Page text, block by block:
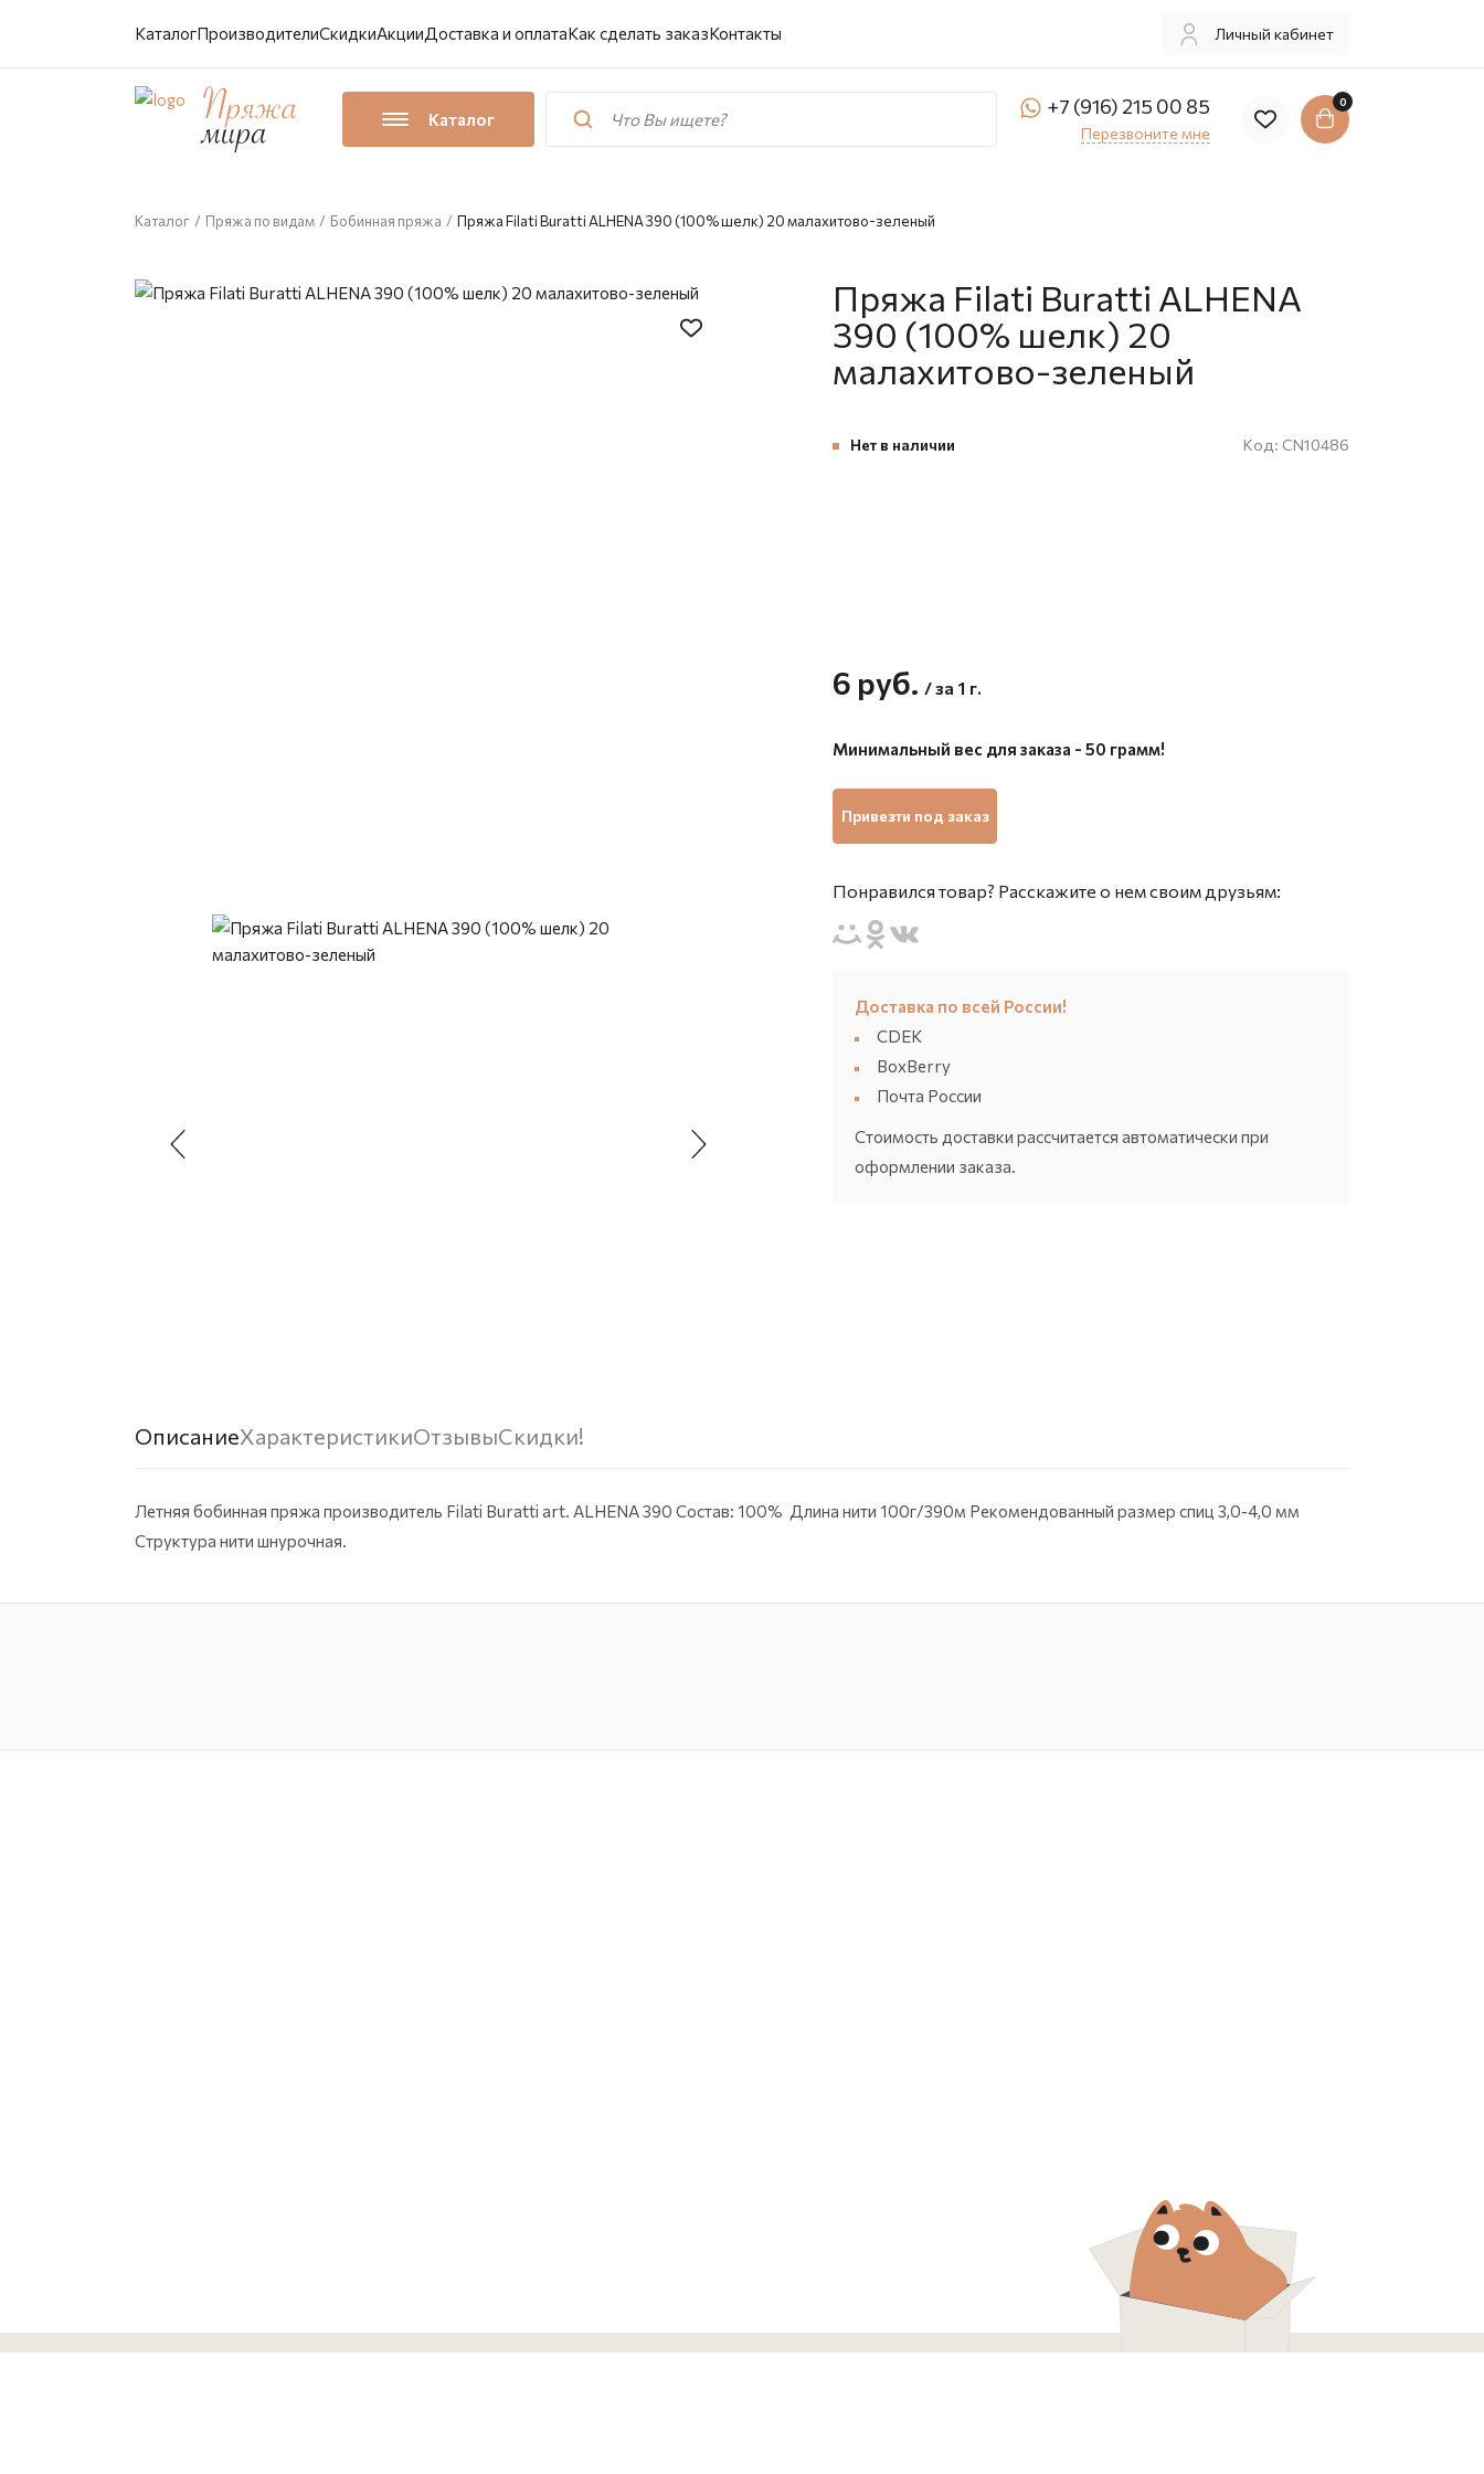
КаталогПроизводителиСкидкиАкцииДоставка и оплатаКак сделать заказКонтакты Личный кабинет
Каталог
+7 (916) 215 00 85
Перезвоните мне
0
Каталог / Пряжа по видам / Бобинная пряжа / Пряжа Filati Buratti ALHENA 390 (100% шелк) 20 малахитово-зеленый
ОписаниеХарактеристикиОтзывыСкидки!
Летняя бобинная пряжа производитель Filati Buratti art. ALHENA 390 Состав: 100% Длина нити 100г/390м Рекомендованный размер спиц 3,0-4,0 мм
Структура нити шнурочная.
Пряжа Filati Buratti ALHENA
390 (100% шелк) 20
малахитово-зеленый
Нет в наличии Код: CN10486
6 руб. / за 1 г.
Минимальный вес для заказа - 50 грамм!
Привезти под заказ
Понравился товар? Расскажите о нем своим друзьям:
Доставка по всей России!
CDEK
BoxBerry
Почта России
Стоимость доставки рассчитается автоматически при
оформлении заказа.